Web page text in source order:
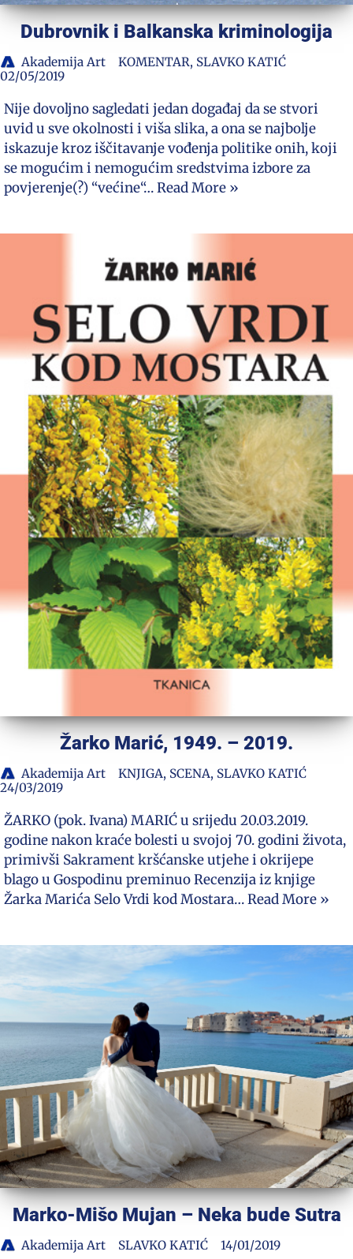
Dubrovnik i Balkanska kriminologija
Akademija Art KOMENTAR, SLAVKO KATIĆ
02/05/2019
Nije dovoljno sagledati jedan događaj da se stvori
uvid u sve okolnosti i viša slika, a ona se najbolje
iskazuje kroz iščitavanje vođenja politike onih, koji
se mogućim i nemogućim sredstvima izbore za
povjerenje(?) “većine“…Read More »
Žarko Marić, 1949. – 2019.
Akademija Art KNJIGA, SCENA, SLAVKO KATIĆ
24/03/2019
ŽARKO (pok. Ivana) MARIĆ u srijedu 20.03.2019.
godine nakon kraće bolesti u svojoj 70. godini života,
primivši Sakrament kršćanske utjehe i okrijepe
blago u Gospodinu preminuo Recenzija iz knjige
Žarka Marića Selo Vrdi kod Mostara…Read More »
Marko-Mišo Mujan – Neka bude Sutra
Akademija Art SLAVKO KATIĆ 14/01/2019